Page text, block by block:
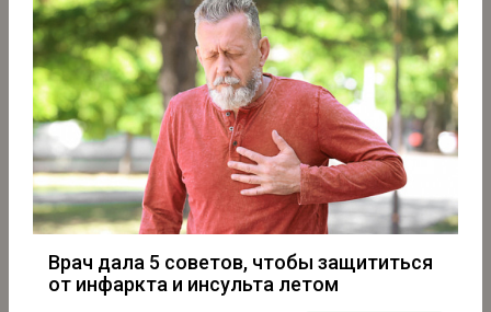
Врач дала 5 советов, чтобы защититься
от инфаркта и инсульта летом